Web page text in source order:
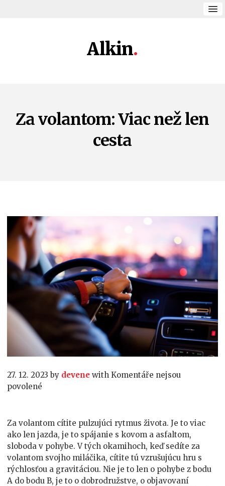
Alkin
Za volantom: Viac než len
cesta
27. 12. 2023 by devene withKomentáře nejsou
povolené
názvem
Za
volantom:
Viac
než
len
Za volantom cítite pulzujúci rytmus života. Je to viac
ako len jazda, je to spájanie s kovom a asfaltom,
sloboda v pohybe. V tých okamihoch, keď sedíte za
volantom svojho miláčika, cítite tú vzrušujúcu hru s
rýchlosťou a gravitáciou. Nie je to len o pohybe z bodu
A do bodu B, je to o dobrodružstve, o objavovaní